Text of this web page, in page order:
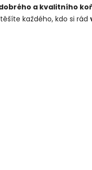
a kvalitního
každého, kdo si rád